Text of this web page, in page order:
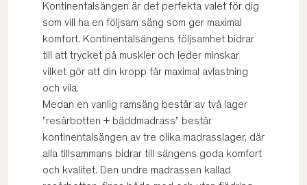
Kontinentalsängen är det perfekta valet för dig
som vill ha en följsam säng som ger maximal
komfort. Kontinentalsängens följsamhet bidrar
till att trycket på muskler och leder minskar
vilket gör att din kropp får maximal avlastning
och vila.
Medan en vanlig ramsäng består av två lager
”resårbotten + bäddmadrass” består
kontinentalsängen av tre olika madrasslager, där
alla tillsammans bidrar till sängens goda komfort
och kvalitet. Den undre madrassen kallad